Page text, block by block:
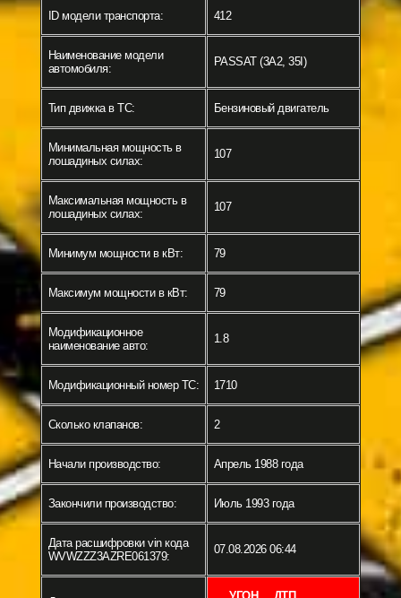
ID модели транспорта: 412
Наименование модели
автомобиля:
PASSAT (3A2, 35I)
Тип движка в ТС: Бензиновый двигатель
Минимальная мощность в
лошадиных силах:
107
Максимальная мощность в
лошадиных силах:
107
Минимум мощности в кВт: 79
Максимум мощности в кВт: 79
Модификационное
наименование авто:
1.8
Модификационный номер ТС: 1710
Сколько клапанов: 2
Начали производство: Апрель 1988 года
Закончили производство: Июль 1993 года
Дата расшифровки vin кода
WVWZZZ3AZRE061379:
07.08.2026 06:44